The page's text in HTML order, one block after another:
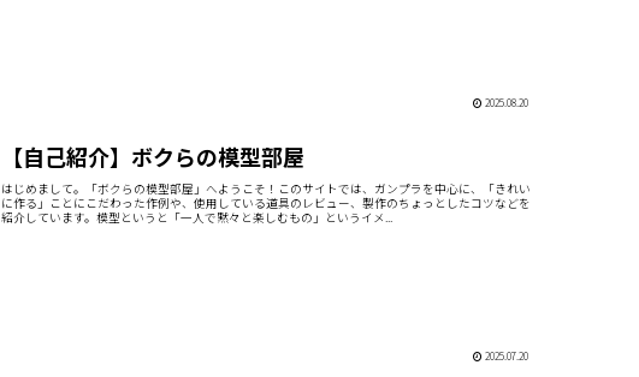
2025.08.20
【自己紹介】ボクらの模型部屋
はじめまして。「ボクらの模型部屋」へようこそ！このサイトでは、ガンプラを中心に、「きれい
に作る」ことにこだわった作例や、使用している道具のレビュー、製作のちょっとしたコツなどを
紹介しています。模型というと「一人で黙々と楽しむもの」というイメ...
2025.07.20